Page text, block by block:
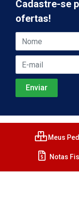
Cadastre-se
ofertas!
Meus
Notas